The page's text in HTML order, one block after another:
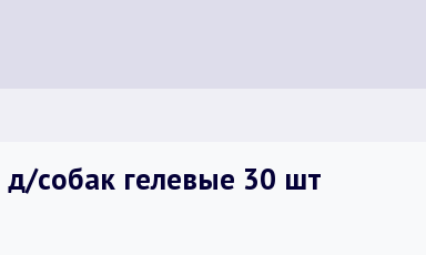
д/собак гелевые 30 шт